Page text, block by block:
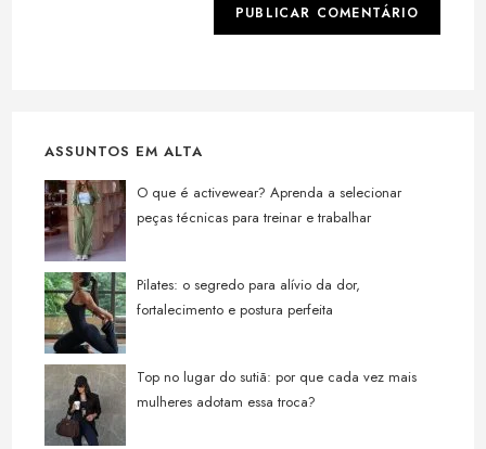
ASSUNTOS EM ALTA
O que é activewear? Aprenda a selecionar
peças técnicas para treinar e trabalhar
Pilates: o segredo para alívio da dor,
fortalecimento e postura perfeita
Top no lugar do sutiã: por que cada vez mais
mulheres adotam essa troca?